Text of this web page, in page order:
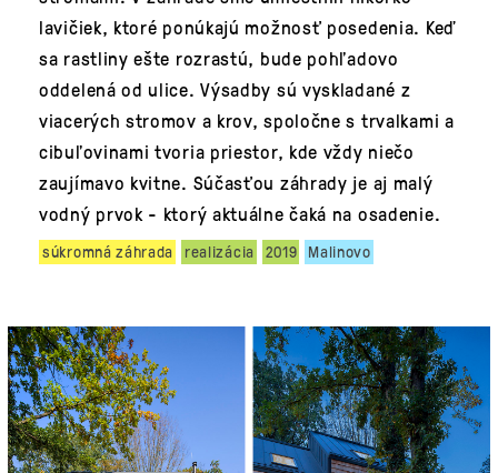
lavičiek, ktoré ponúkajú možnosť posedenia. Keď
sa rastliny ešte rozrastú, bude pohľadovo
oddelená od ulice. Výsadby sú vyskladané z
viacerých stromov a krov, spoločne s trvalkami a
cibuľovinami tvoria priestor, kde vždy niečo
zaujímavo kvitne. Súčasťou záhrady je aj malý
vodný prvok - ktorý aktuálne čaká na osadenie.
súkromná záhrada realizácia 2019 Malinovo